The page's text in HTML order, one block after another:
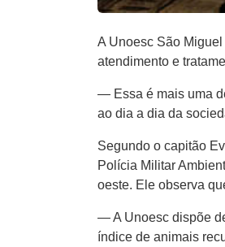
A Unoesc São
atendimento e
— Essa é mais uma
ao dia a dia da
Segundo o capitão
Polícia Militar
oeste. Ele observa
— A Unoesc dispõe
índice de animais